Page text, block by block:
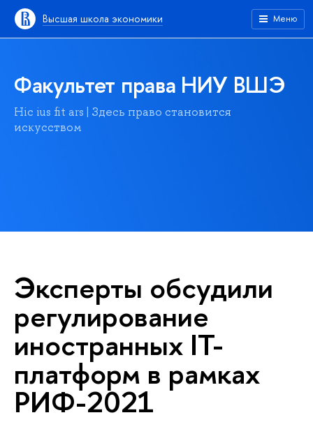
Высшая школа экономики Меню
Факультет права НИУ ВШЭ
Hic ius fit ars | Здесь право становится
искусством
Эксперты обсудили
регулирование
иностранных IT-
платформ в рамках
РИФ-2021